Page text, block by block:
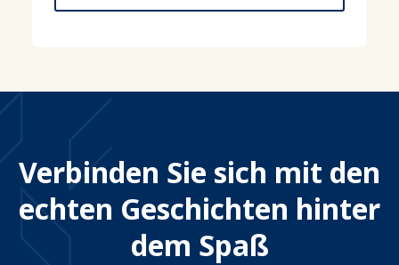
Verbinden Sie sich mit den
echten Geschichten hinter
dem Spaß